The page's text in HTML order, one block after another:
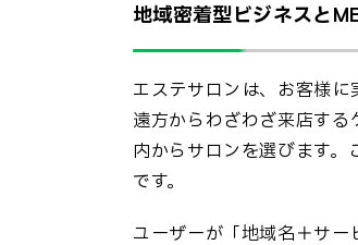
地域密着型ビジネスと
エステサロンは、お客様に
遠方からわざわざ来店する
内からサロンを選びます
です。
ユーザーが「地域名＋サ